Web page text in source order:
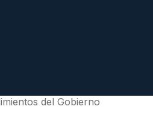
del Gobierno